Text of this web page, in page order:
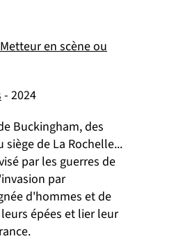
en scène ou
- 2024
Buckingham, des
siège de La Rochelle...
par les guerres de
par
d'hommes et de
épées et lier leur